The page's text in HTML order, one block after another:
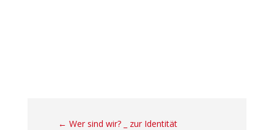
← Wer sind wir? _ zur Identität